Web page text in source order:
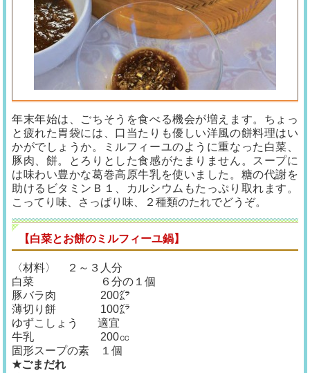
年末年始は、ごちそうを食べる機会が増えます。ちょっ
と疲れた胃袋には、口当たりも優しい洋風の餅料理はい
かがでしょうか。ミルフィーユのように重なった白菜、
豚肉、餅。とろりとした食感がたまりません。スープに
は味わい豊かな葛巻高原牛乳を使いました。糖の代謝を
助けるビタミンＢ１、カルシウムもたっぷり取れます。
こってり味、さっぱり味、２種類のたれでどうぞ。
【白菜とお餅のミルフィーユ鍋】
〈材料〉 ２～３人分
白菜 ６分の１個
豚バラ肉 200㌘
薄切り餅 100㌘
ゆずこしょう 適宜
牛乳 200㏄
固形スープの素 １個
★ごまだれ